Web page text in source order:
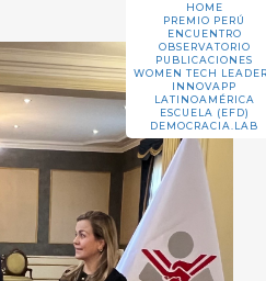
HOME
PREMIO PERÚ
ENCUENTRO
OBSERVATORIO
PUBLICACIONES
WOMEN TECH
INNOVAPP
LATINOAMÉRICA
ESCUELA (EFD)
DEMOCRACIA.LAB